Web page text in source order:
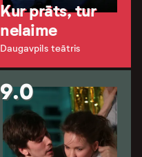
Kur prāts, tur
nelaime
Daugavpils teātris
9.0